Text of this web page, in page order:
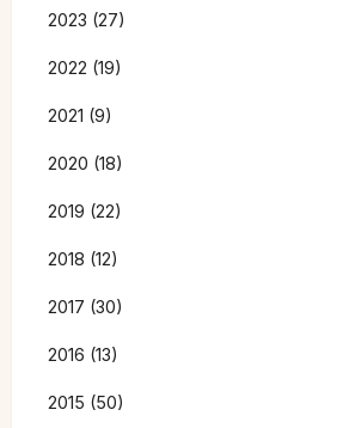
2023 (27)
2022 (19)
2021 (9)
2020 (18)
2019 (22)
2018 (12)
2017 (30)
2016 (13)
2015 (50)